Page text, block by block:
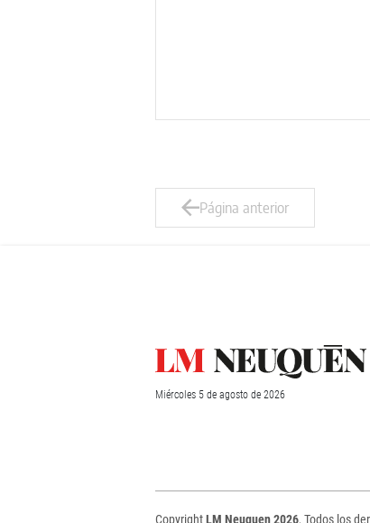
Página anterior
Miércoles 5 de agosto de 2026
CopyrightLM Neuquen 2026, Todos los